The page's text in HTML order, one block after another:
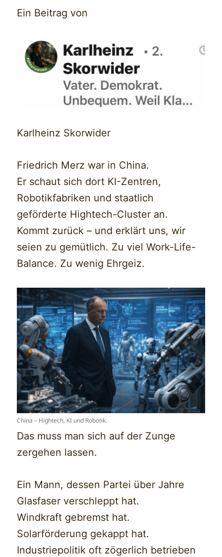
Ein Beitrag von
Karlheinz Skorwider
Friedrich Merz war in China.
Er schaut sich dort KI-Zentren,
Robotikfabriken und staatlich
geförderte Hightech-Cluster an.
Kommt zurück – und erklärt uns, wir
seien zu gemütlich. Zu viel Work-Life-
Balance. Zu wenig Ehrgeiz.
China – Hightech, KI und Robotik.
Das muss man sich auf der Zunge
zergehen lassen.
Ein Mann, dessen Partei über Jahre
Glasfaser verschleppt hat.
Windkraft gebremst hat.
Solarförderung gekappt hat.
Industriepolitik oft zögerlich betrieben